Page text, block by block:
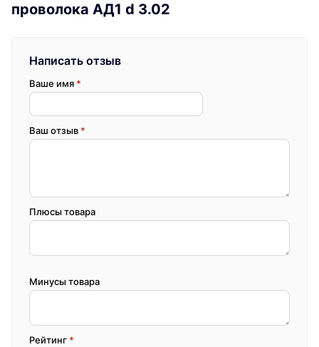
проволока АД1 d 3.02
Написать отзыв
Ваше имя *
Ваш отзыв *
Плюсы товара
Минусы товара
Рейтинг *